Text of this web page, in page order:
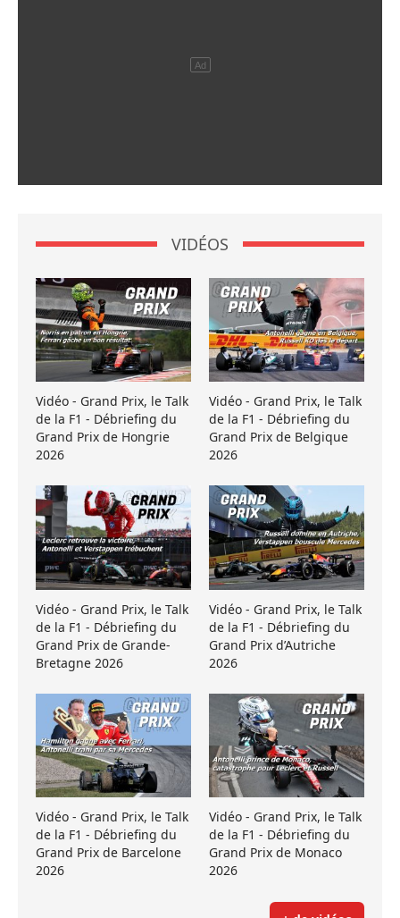
VIDÉOS
Vidéo - Grand Prix, le Talk
de la F1 - Débriefing du
Grand Prix de Hongrie
2026
Vidéo - Grand Prix, le Talk
de la F1 - Débriefing du
Grand Prix de Belgique
2026
Vidéo - Grand Prix, le Talk
de la F1 - Débriefing du
Grand Prix de Grande-
Bretagne 2026
Vidéo - Grand Prix, le Talk
de la F1 - Débriefing du
Grand Prix d’Autriche
2026
Vidéo - Grand Prix, le Talk
de la F1 - Débriefing du
Grand Prix de Barcelone
2026
Vidéo - Grand Prix, le Talk
de la F1 - Débriefing du
Grand Prix de Monaco
2026